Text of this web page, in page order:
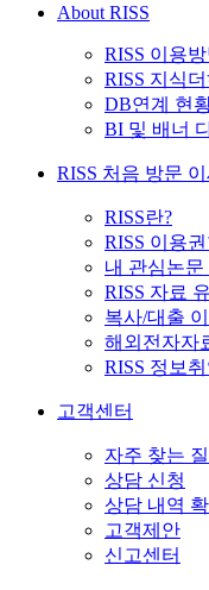
About RISS
RISS 이용방
RISS 지식더
DB연계 현
BI 및 배너
RISS 처음 방문
RISS란?
RISS 이용
내 관심논문
RISS 자료
복사/대출
해외전자자
RISS 정보
고객센터
자주 찾는
상담 신청
상담 내역
고객제안
신고센터